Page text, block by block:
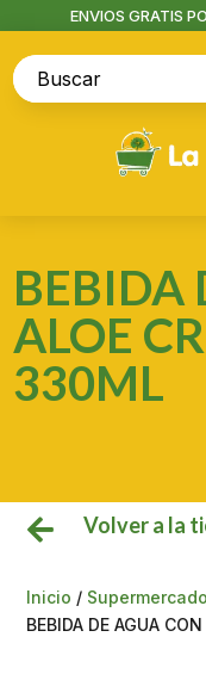
ENVIOS GRATIS
BEBIDA
ALOE
330ML
 Volver a la
Inicio / Supermercado
BEBIDA DE AGUA